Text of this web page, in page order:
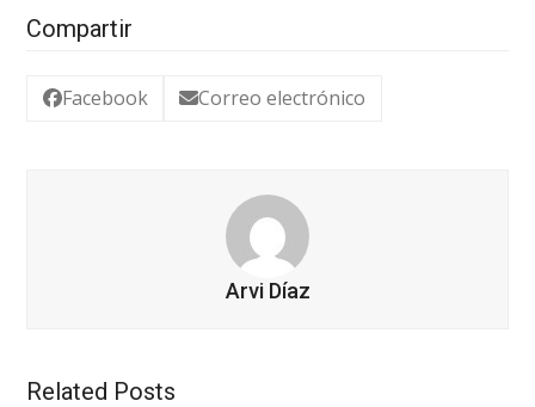
Compartir
Facebook Correo electrónico
Arvi Díaz
Related Posts